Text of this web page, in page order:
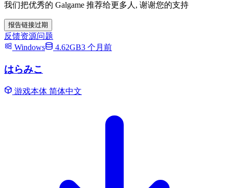
我们把优秀的 Galgame 推荐给更多人, 谢谢您的支持
报告链接过期
反馈资源问题
Windows
4.62GB3 个月前
はらみこ
游戏本体 简体中文